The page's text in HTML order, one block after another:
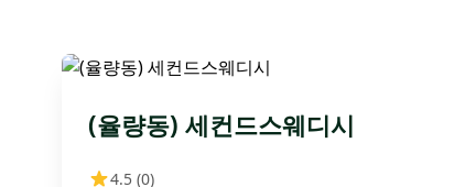
(율량동) 세컨드스웨디시
4.5 (0)